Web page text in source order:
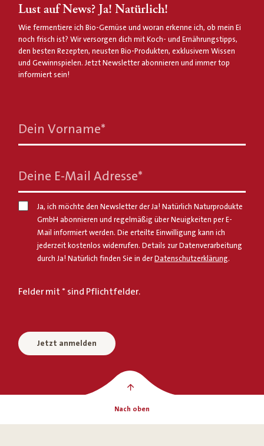
Lust auf News? Ja! Natürlich!
Wie fermentiere ich Bio-Gemüse und woran erkenne ich, ob mein Ei
noch frisch ist? Wir versorgen dich mit Koch- und Ernährungstipps,
den besten Rezepten, neusten Bio-Produkten, exklusivem Wissen
und Gewinnspielen. Jetzt Newsletter abonnieren und immer top
informiert sein!
Dein Vorname*
Deine E-Mail Adresse*
Ja, ich möchte den Newsletter der Ja! Natürlich Naturprodukte
GmbH abonnieren und regelmäßig über Neuigkeiten per E-
Mail informiert werden. Die erteilte Einwilligung kann ich
jederzeit kostenlos widerrufen. Details zur Datenverarbeitung
durch Ja! Natürlich finden Sie in der Datenschutzerklärung.
Felder mit * sind Pflichtfelder.
Jetzt anmelden
Nach oben